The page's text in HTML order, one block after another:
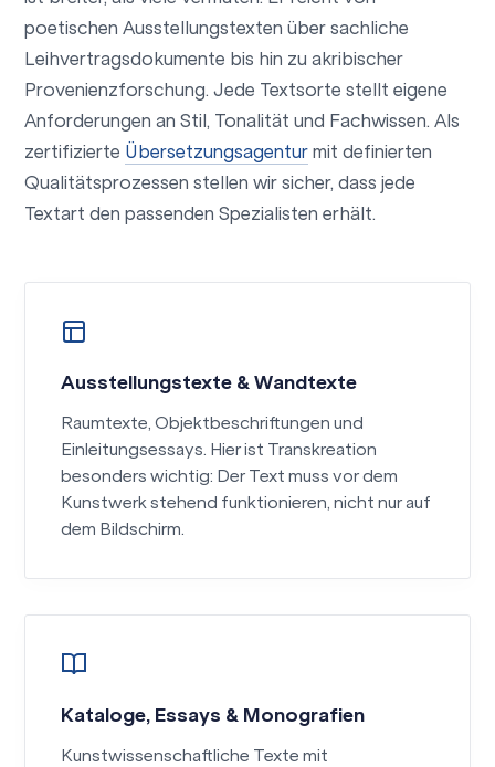
poetischen Ausstellungstexten über sachliche
Leihvertragsdokumente bis hin zu akribischer
Provenienzforschung. Jede Textsorte stellt eigene
Anforderungen an Stil, Tonalität und Fachwissen. Als
zertifizierte Übersetzungsagentur mit definierten
Qualitätsprozessen stellen wir sicher, dass jede
Textart den passenden Spezialisten erhält.
Ausstellungstexte & Wandtexte
Raumtexte, Objektbeschriftungen und
Einleitungsessays. Hier ist Transkreation
besonders wichtig: Der Text muss vor dem
Kunstwerk stehend funktionieren, nicht nur auf
dem Bildschirm.
Kataloge, Essays & Monografien
Kunstwissenschaftliche Texte mit